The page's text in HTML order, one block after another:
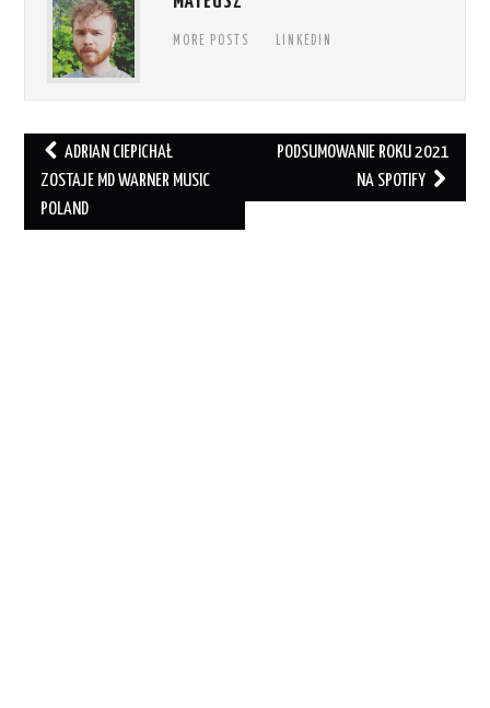
MORE POSTS LINKEDIN
Post
navigation
ADRIAN CIEPICHAŁ
ZOSTAJE MD WARNER MUSIC
POLAND
PODSUMOWANIE ROKU 2021
NA SPOTIFY